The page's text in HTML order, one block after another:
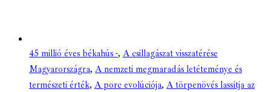
45 millió éves békahús -, A csillagászat visszatérése
Magyarországra, A nemzeti megmaradás letéteménye és
természeti érték, A porc evolúciója, A törpenövés lassítja az